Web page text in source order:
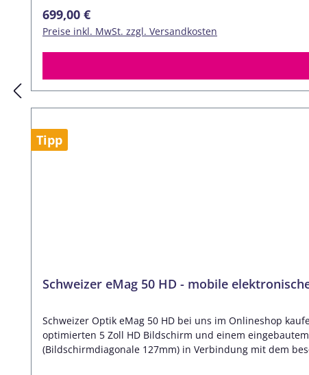
Bildschirmlesegerät nutzen. Öffnen Sie hier die Bedienungsanleitung als PDF Weitere Merkmals:
durch ergonomisches Design Erweitertes Sehfeld Bis
zentralen Tasten Variable Nutzung: handgehalten zur
eingeklappt für handgehaltene Anwendung Fuß
Verbesserte Optik mit hoher Bildschärfe auch bei hohen
Startvergrößerung Bis zu 15-fache Endvergrößerung
abschaltbar Menü-Einstellung für Rechts- und Linkshänder Blaulicht-Filter Fotofunktion mit erweitertem, internem Gerätespeicher
Ausgang zum Anschluss an vorhandenen Bildschirm USB Anschluss
Akku: ca. 3 Stunden Ladezeit Akku: ca. 3,5 Stunden (mit
unter dem einklappbaren Standfuß Halteöse an der
smartlux DIGITAL HDMI Anschlusskabel
Regulärer Preis:
699,00 €
Preise inkl. MwSt. zzgl. Versandkosten
Tipp
Schweizer eMag 50 HD - mobile
Schweizer Optik eMag 50 HD bei uns im Onlineshop
optimierten 5 Zoll HD Bildschirm und einem
(Bildschirmdiagonale 127mm) in Verbindung mit dem